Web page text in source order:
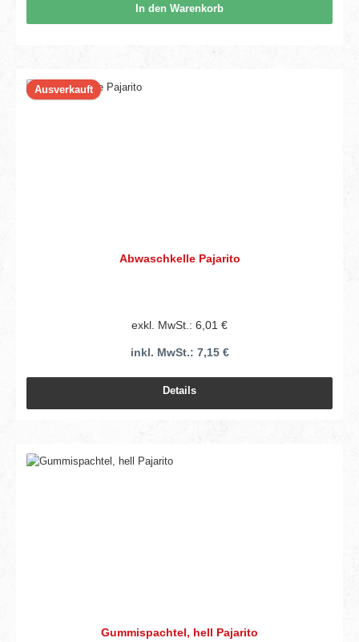
In den Warenkorb
Ausverkauft
Abwaschkelle Pajarito
exkl. MwSt.: 6,01 €
inkl. MwSt.: 7,15 €
Details
Gummispachtel, hell Pajarito